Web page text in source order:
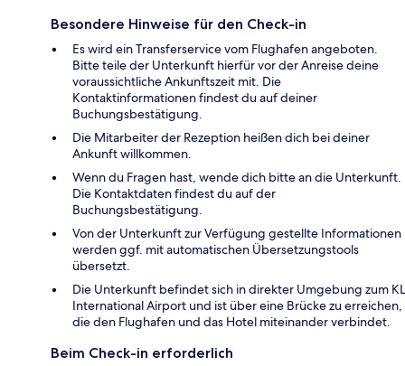
Besondere Hinweise für den Check-in
Es wird ein Transferservice vom Flughafen angeboten.
Bitte teile der Unterkunft hierfür vor der Anreise deine
voraussichtliche Ankunftszeit mit. Die
Kontaktinformationen findest du auf deiner
Buchungsbestätigung.
Die Mitarbeiter der Rezeption heißen dich bei deiner
Ankunft willkommen.
Wenn du Fragen hast, wende dich bitte an die Unterkunft.
Die Kontaktdaten findest du auf der
Buchungsbestätigung.
Von der Unterkunft zur Verfügung gestellte Informationen
werden ggf. mit automatischen Übersetzungstools
übersetzt.
Die Unterkunft befindet sich in direkter Umgebung zum KL
International Airport und ist über eine Brücke zu erreichen,
die den Flughafen und das Hotel miteinander verbindet.
Beim Check-in erforderlich